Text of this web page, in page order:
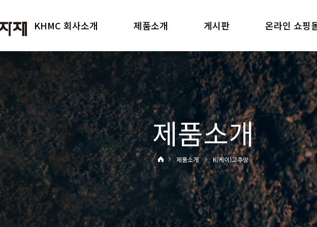
KHMC 회사소개 제품소개 게시판 온라인 쇼핑
제품소개
제품소개 K(케이)고추망